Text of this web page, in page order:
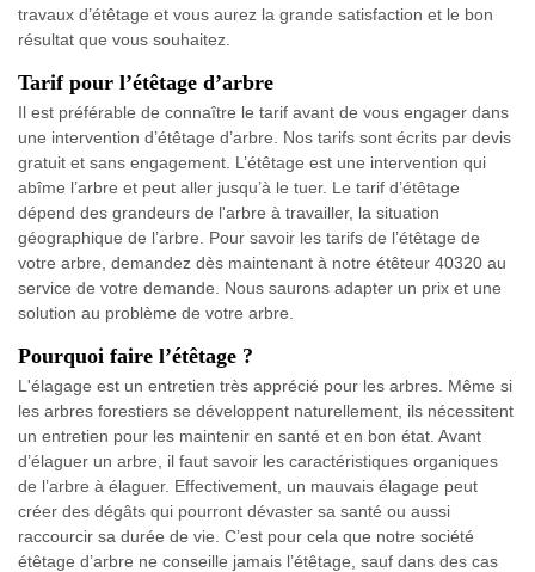
travaux d’étêtage et vous aurez la grande satisfaction et le bon
résultat que vous souhaitez.
Tarif pour l’étêtage d’arbre
Il est préférable de connaître le tarif avant de vous engager dans
une intervention d’étêtage d’arbre. Nos tarifs sont écrits par devis
gratuit et sans engagement. L’étêtage est une intervention qui
abîme l’arbre et peut aller jusqu’à le tuer. Le tarif d’étêtage
dépend des grandeurs de l'arbre à travailler, la situation
géographique de l’arbre. Pour savoir les tarifs de l’étêtage de
votre arbre, demandez dès maintenant à notre étêteur 40320 au
service de votre demande. Nous saurons adapter un prix et une
solution au problème de votre arbre.
Pourquoi faire l’étêtage ?
L'élagage est un entretien très apprécié pour les arbres. Même si
les arbres forestiers se développent naturellement, ils nécessitent
un entretien pour les maintenir en santé et en bon état. Avant
d’élaguer un arbre, il faut savoir les caractéristiques organiques
de l’arbre à élaguer. Effectivement, un mauvais élagage peut
créer des dégâts qui pourront dévaster sa santé ou aussi
raccourcir sa durée de vie. C’est pour cela que notre société
étêtage d’arbre ne conseille jamais l’étêtage, sauf dans des cas